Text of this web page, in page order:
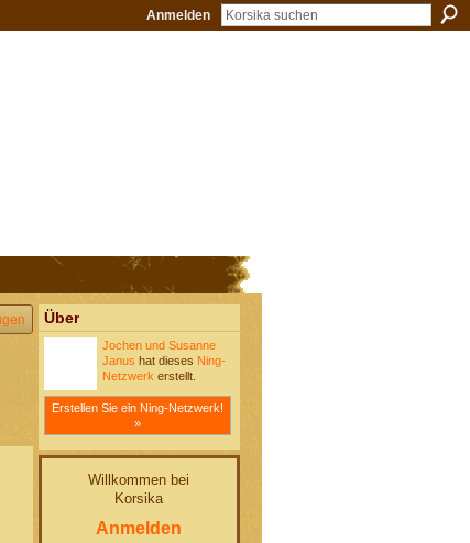
Anmelden
Über
Jochen und Susanne
Janus hat dieses Ning-
Netzwerk erstellt.
Erstellen Sie ein Ning-Netzwerk!
»
Willkommen bei
Korsika
Anmelden